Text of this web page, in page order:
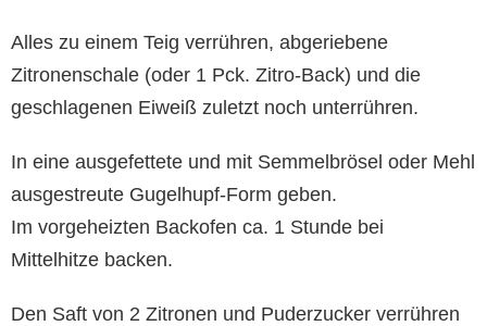
Alles zu einem Teig verrühren, abgeriebene
Zitronenschale (oder 1 Pck. Zitro-Back) und die
geschlagenen Eiweiß zuletzt noch unterrühren.
In eine ausgefettete und mit Semmelbrösel oder Mehl
ausgestreute Gugelhupf-Form geben.
Im vorgeheizten Backofen ca. 1 Stunde bei
Mittelhitze backen.
Den Saft von 2 Zitronen und Puderzucker verrühren